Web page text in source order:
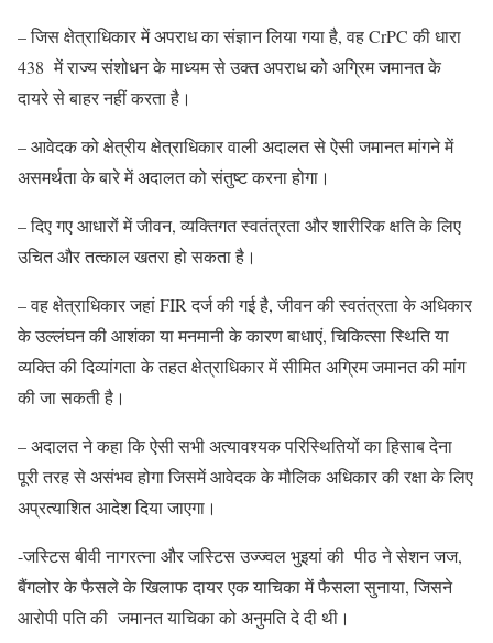
– जिस क्षेत्राधिकार में अपराध का संज्ञान लिया गया है, वह CrPC की धारा
438 में राज्य संशोधन के माध्यम से उक्त अपराध को अग्रिम जमानत के
दायरे से बाहर नहीं करता है।
– आवेदक को क्षेत्रीय क्षेत्राधिकार वाली अदालत से ऐसी जमानत मांगने में
असमर्थता के बारे में अदालत को संतुष्ट करना होगा।
– दिए गए आधारों में जीवन, व्यक्तिगत स्वतंत्रता और शारीरिक क्षति के लिए
उचित और तत्काल खतरा हो सकता है।
– वह क्षेत्राधिकार जहां FIR दर्ज की गई है, जीवन की स्वतंत्रता के अधिकार
के उल्लंघन की आशंका या मनमानी के कारण बाधाएं, चिकित्सा स्थिति या
व्यक्ति की दिव्यांगता के तहत क्षेत्राधिकार में सीमित अग्रिम जमानत की मांग
की जा सकती है।
– अदालत ने कहा कि ऐसी सभी अत्यावश्यक परिस्थितियों का हिसाब देना
पूरी तरह से असंभव होगा जिसमें आवेदक के मौलिक अधिकार की रक्षा के लिए
अप्रत्याशित आदेश दिया जाएगा।
-जस्टिस बीवी नागरत्ना और जस्टिस उज्ज्वल भुइयां की पीठ ने सेशन जज,
बैंगलोर के फैसले के खिलाफ दायर एक याचिका में फैसला सुनाया, जिसने
आरोपी पति की जमानत याचिका को अनुमति दे दी थी।